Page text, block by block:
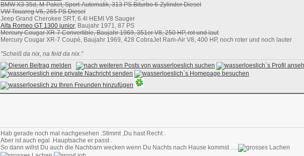
BMW X3 35d, M-Paket, Sport-Automatik, 313 PS Biturbo 6-Zylinder Diesel
VW Touareg V6, 265 PS Diesel
Jeep Grand Cherokee SRT, 6.4l HEMI V8 Sauger
Alfa Romeo GT 1300 junior, Baujahr 1971, 87 PS
Mercury Cougar XR-7 Convertible, Baujahr 1969, 351er V8, 250 HP, rot und laut
Mercury Cougar XR-7 Coupé, Baujahr 1969, 428 CobraJet Ram-Air V8, 400 HP, noch roter und noch lauter
"Scheiß da nix, na feid da nix."
Hab gerade noch mal nachgesehen .Stimmt ,Du hast Recht .
Aber ist auch egal .Hauptsache er passt .
So dann willst Du auch die Nachbarn wecken wenn Du Nachts nach Hause kommst .....